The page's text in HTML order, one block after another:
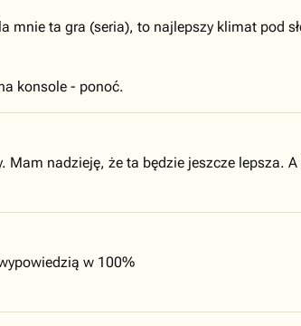
mnie ta gra (seria), to najlepszy klimat pod
konsole - ponoć.
Mam nadzieję, że ta będzie jeszcze
w 100%